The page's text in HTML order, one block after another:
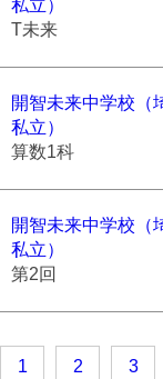
私立）
T未来
開智未来中学校（
私立）
算数1科
開智未来中学校（
私立）
第2回
1 2 3